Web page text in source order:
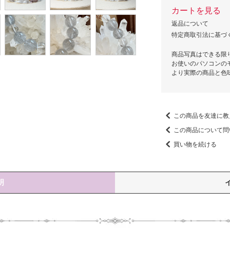
カートを見る
返品について
特定商取引法に基づ
商品写真はできる限
お使いのパソコンの
より実際の商品と色
この商品を友達に
この商品について
買い物を続ける